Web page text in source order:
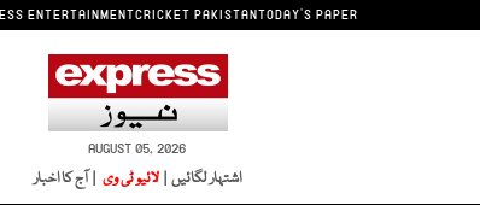
ENTERTAINMENTCRICKET PAKISTANTODAY'S PAPER
AUGUST 05, 2026
اشتہار لگائیں | لائیو ٹی وی | آج کا اخبار